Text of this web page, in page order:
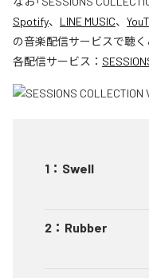
Spotify、 LINE MUSIC、
の音楽配信サービスで聴く
各配信サービス：
1 ： Swell
2 ： Rubber